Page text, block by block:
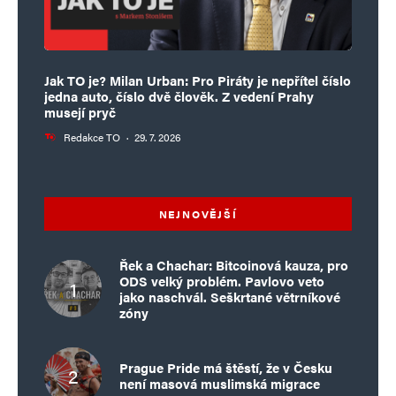
Vladka
18. 11. 2024 (19:22)
Ten popis zní skoro stejně jako UK Kier
zatím nezavírá za přeposlání mema na
Facebooku! To je někde vyrábějí přes
Odpovědět
18. 11. 2024 (14:34)
Jak TO je? Milan Urban: Pro Piráty je nepřítel číslo
jedna auto, číslo dvě člověk. Z vedení Prahy
musejí pryč
Redakce TO · 29. 7. 2026
NEJNOVĚJŠÍ
Řek a Chachar: Bitcoinová kauza, pro
ODS velký problém. Pavlovo veto
jako naschvál. Seškrtané větrníkové
zóny
Prague Pride má štěstí, že v Česku
není masová muslimská migrace